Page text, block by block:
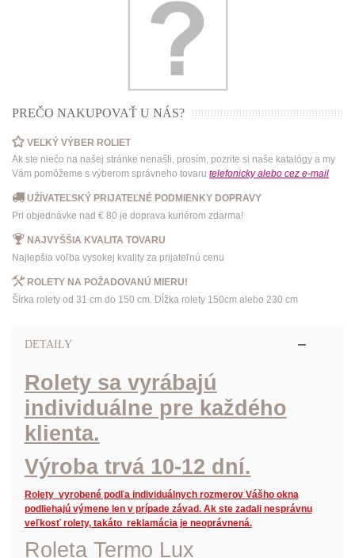
PREČO NAKUPOVAŤ U NÁS?
VEĽKÝ VÝBER ROLIET
Ak ste niečo na našej stránke nenašli, prosím, pozrite si naše katalógy a my
Vám pomôžeme s výberom správneho tovaru telefonicky alebo cez e-mail
UŽÍVATEĽSKÝ PRIJATEĽNÉ PODMIENKY DOPRAVY
Pri objednávke nad € 80 je doprava kuriérom zdarma!
NAJVYŠŠIA KVALITA TOVARU
Najlepšia voľba vysokej kvality za prijateľnú cenu
ROLETY NA POŽADOVANÚ MIERU!
Šírka rolety od 31 cm do 150 cm. Dĺžka rolety 150cm alebo 230 cm
DETAILY
Rolety sa vyrábajú
individuálne pre každého
klienta.
Výroba trvá 10-12 dní.
Rolety vyrobené podľa individuálnych rozmerov Vášho okna
podliehajú výmene len v prípade závad. Ak ste zadali nesprávnu
veľkosť rolety, takáto reklamácia je neoprávnená.
Roleta Termo Lux